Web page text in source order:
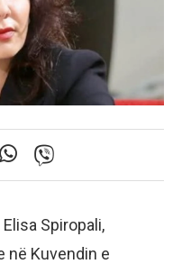
Elisa Spiropali,
në Kuvendin e